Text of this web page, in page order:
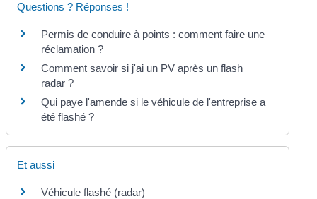
Questions ? Réponses !
Permis de conduire à points : comment faire une
réclamation ?
Comment savoir si j'ai un PV après un flash
radar ?
Qui paye l'amende si le véhicule de l'entreprise a
été flashé ?
Et aussi
Véhicule flashé (radar)